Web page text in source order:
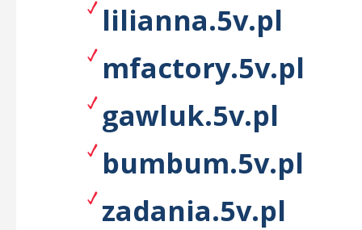
lilianna.5v.pl
mfactory.5v.pl
gawluk.5v.pl
bumbum.5v.pl
zadania.5v.pl